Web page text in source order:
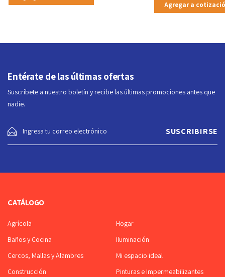
Agregar a
Entérate de las últimas ofertas
Suscríbete a nuestro boletín y recibe las últimas promociones antes que
nadie.
CATÁLOGO
Agrícola
Baños y Cocina
Cercos, Mallas y Alambres
Construcción
Hogar
Iluminación
Mi espacio ideal
Pinturas e Impermeabilizantes